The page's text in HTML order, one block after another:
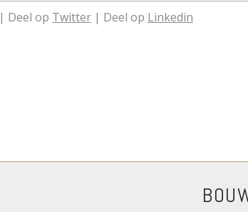
| Deel op Twitter | Deel op Linkedin